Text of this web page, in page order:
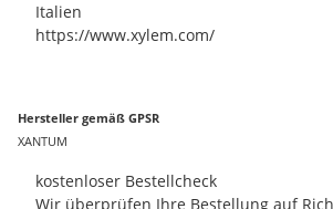
Italien
https://www.xylem.com/
Hersteller gemäß GPSR
XANTUM
kostenloser Bestellcheck
Wir überprüfen Ihre Bestellung auf